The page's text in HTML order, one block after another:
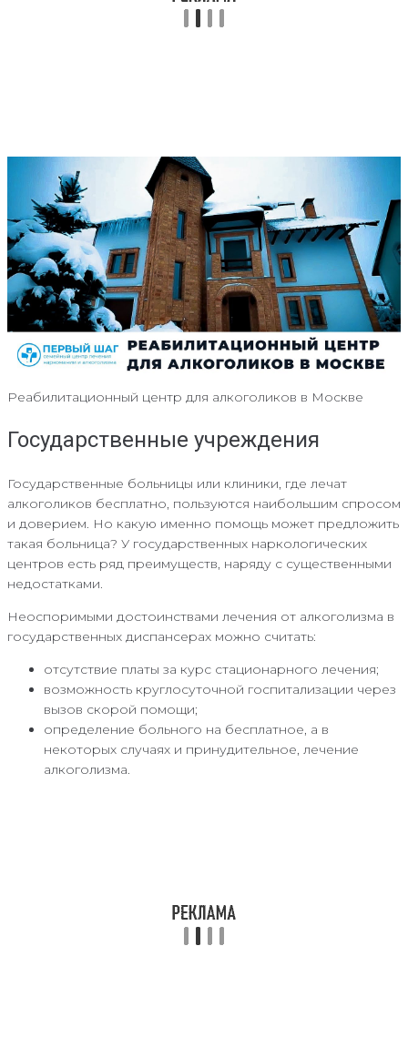
Реабилитационный центр для алкоголиков в Москве
Государственные учреждения
Государственные больницы или клиники, где лечат
алкоголиков бесплатно, пользуются наибольшим спросом
и доверием. Но какую именно помощь может предложить
такая больница? У государственных наркологических
центров есть ряд преимуществ, наряду с существенными
недостатками.
Неоспоримыми достоинствами лечения от алкоголизма в
государственных диспансерах можно считать:
отсутствие платы за курс стационарного лечения;
возможность круглосуточной госпитализации через
вызов скорой помощи;
определение больного на бесплатное, а в
некоторых случаях и принудительное, лечение
алкоголизма.